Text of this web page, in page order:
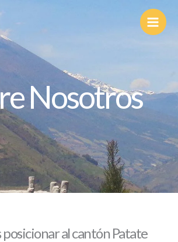
Nosotros
posicionar al cantón Patate